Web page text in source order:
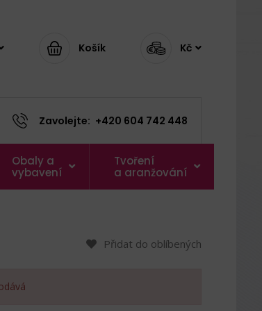
Košík Kč
Zavolejte: +420 604 742 448
Obaly a
vybavení
Tvoření
a aranžování
Přidat do oblíbených